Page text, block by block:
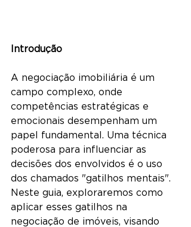
Introdução
A negociação imobiliária é um
campo complexo, onde
competências estratégicas e
emocionais desempenham um
papel fundamental. Uma técnica
poderosa para influenciar as
decisões dos envolvidos é o uso
dos chamados "gatilhos mentais".
Neste guia, exploraremos como
aplicar esses gatilhos na
negociação de imóveis, visando